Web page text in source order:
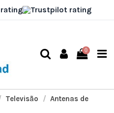
0
Televisão
Antenas de